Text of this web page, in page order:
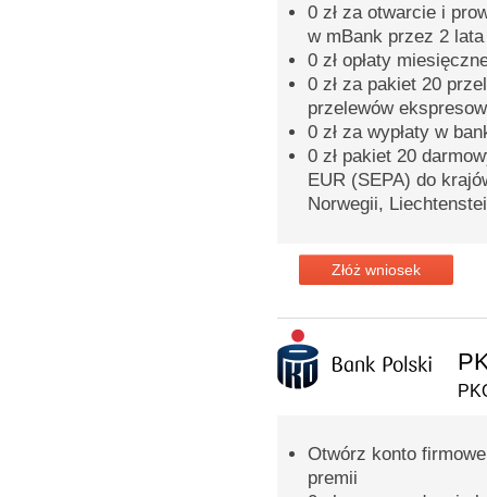
0 zł za otwarcie i
w mBank przez 2 lata
0 zł opłaty
0 zł za pakiet 20
przelewów
0 zł za wypłaty w
0 zł pakiet 20
EUR (SEPA) do
Norwegii,
Złóż wniosek
Otwórz konto
premii